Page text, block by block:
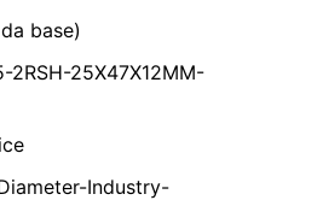
base)
25X47X12MM-
Industry-